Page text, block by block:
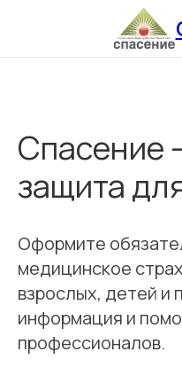
Спасение
защита
Оформите
медицинское
взрослых, детей и
информация и
профессионалов.